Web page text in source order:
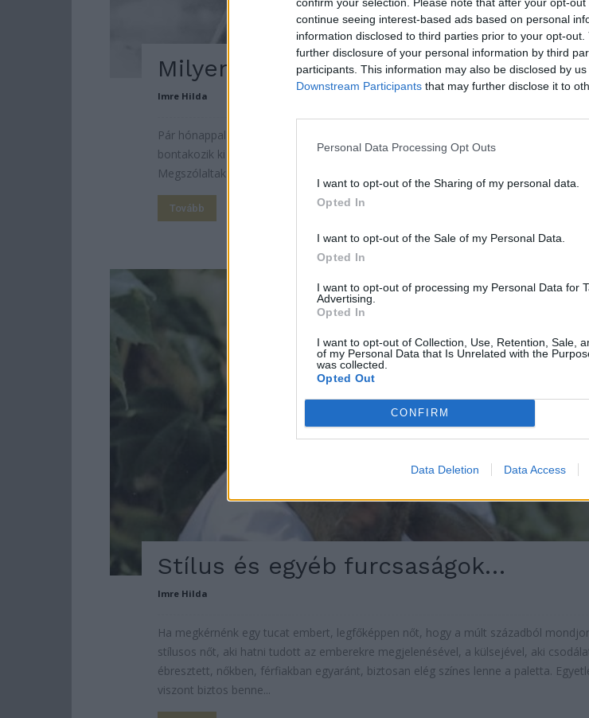
continue seeing interest-based ads based on personal
information disclosed to third parties prior to your opt-
further disclosure of your personal information by third
participants. This information may also be disclosed by
Downstream Participants that may further disclose it to
Personal Data Processing Opt Outs
I want to opt-out of the Sharing of my personal data.
Opted In
I want to opt-out of the Sale of my Personal Data.
Opted In
I want to opt-out of processing my Personal Data for
Advertising.
Opted In
I want to opt-out of Collection, Use, Retention, Sale,
of my Personal Data that Is Unrelated with the
was collected.
Opted Out
CONFIRM
Data Deletion Data Access
Milyen volt a valódi Alain Delon?
Imre Hilda
Pár hónappal az ikonikus és karizmatikus világsztár halála után egy olyan ember képe
bontakozik ki előttünk, aki több generáción át traumákat hagyott maga után.
Megszólaltak a fiai és már nem csak a tényeket, hanem a sebeiket is vállalták.
Tovább
Stílus és egyéb furcsaságok…
Imre Hilda
Ha megkérnénk egy tucat embert, legfőképpen nőt, hogy a múlt századból
stílusos nőt, aki hatni tudott az emberekre megjelenésével, a külsejével, aki
ébresztett, nőkben, férfiakban egyaránt, biztosan elég színes lenne a paletta.
viszont biztos benne...